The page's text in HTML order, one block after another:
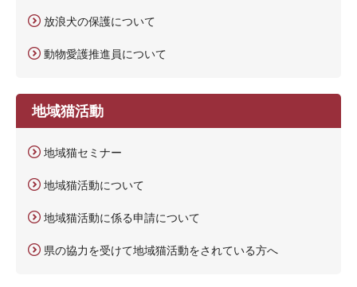
放浪犬の保護について
動物愛護推進員について
地域猫活動
地域猫セミナー
地域猫活動について
地域猫活動に係る申請について
県の協力を受けて地域猫活動をされている方へ